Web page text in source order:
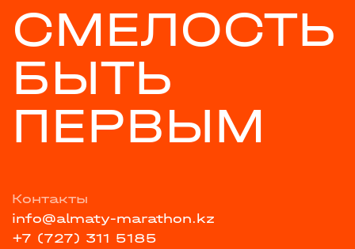
СМЕЛОСТЬ
БЫТЬ
ПЕРВЫМ
Контакты
info@almaty-marathon.kz
+7 (727) 311 5185